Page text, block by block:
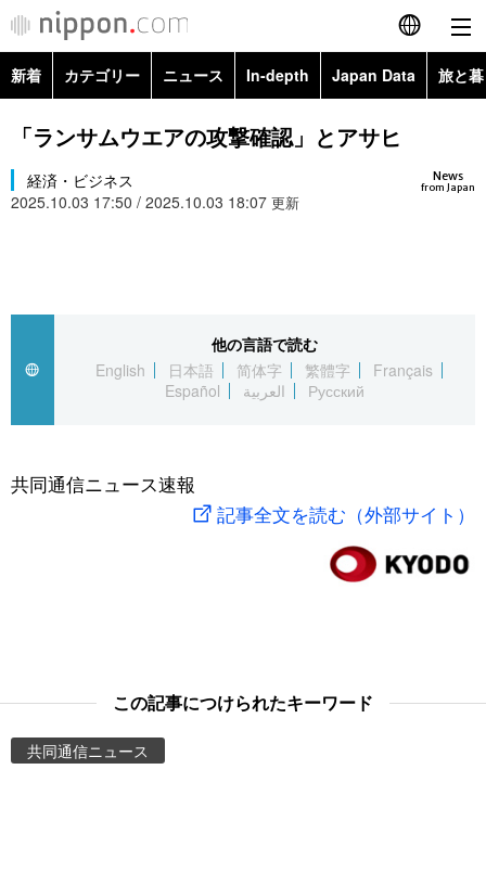
English
简体字
カテゴリー
スポーツ・東京2020
Topics
Images
新着 カテゴリー ニュース In-depth Japan Data 旅と
政治・外交
経済・ビジネス Images
「ランサムウエアの攻撃確認」とアサヒ
News
from Japan
経済・ビジネス
2025.10.03 17:50 / 2025.10.03 18:07 更新
他の言語で読む
English
日本語 简体字 繁體字
Français
Español
العربية Русский
共同通信ニュース速報
記事全文を読む（外部サイト）
この記事につけられたキーワード
共同通信ニュース